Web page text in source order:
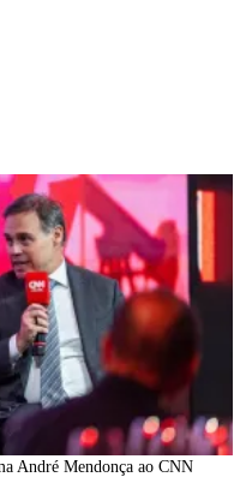
André Mendonça ao CNN